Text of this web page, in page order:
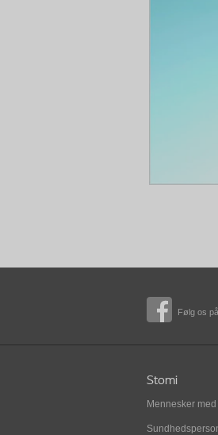
Følg os
Stomi
Mennesker med